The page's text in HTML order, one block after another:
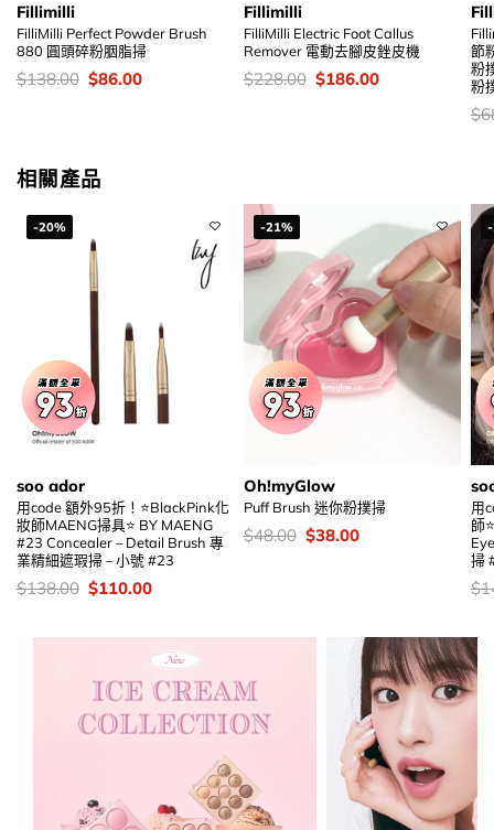
加入購物袋
Fillimilli
FilliMilli Perfect Powder Brush
880 圓頭碎粉胭脂掃
價
錢：
$138.00 Original
price
$86.00Current
Fillimilli
FilliMilli Electric Foot Callus
Remover 電動去腳皮銼皮機
價
錢：
$228.00 Original
price
$186.00Current
節
粉
粉
價
錢
$
相關產品
-20%
soo ador
用code 額外95折！⭐BlackPink化
妝師MAENG掃具⭐ BY MAENG
#23 Concealer – Detail Brush 專
業精細遮瑕掃 – 小號 #23
價
錢：
$138.00 Original
price
$138.00.
$110.00Current
$110.00.
-21%
Oh!myGlow
Puff Brush 迷你粉撲掃
價
錢：
$48.00 Original
price
$38.00Current
用
師
掃
價
錢
$